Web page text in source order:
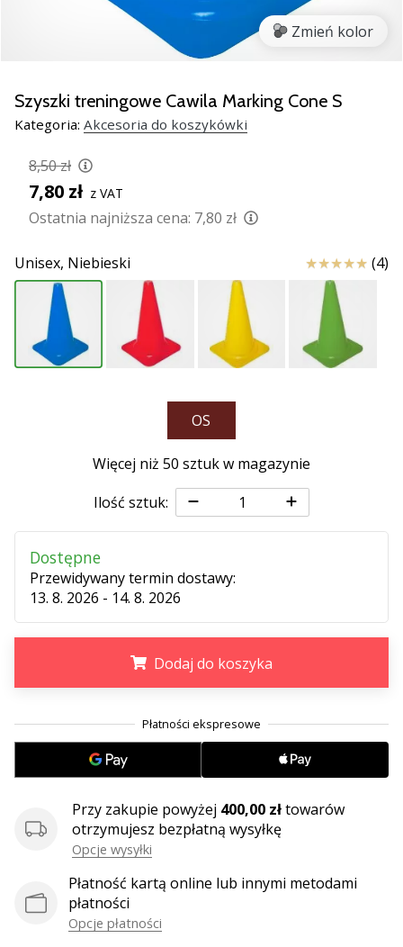
wszystkie
artykuły
Zmień kolor
Szyszki treningowe Cawila Marking Cone S
Kategoria: Akcesoria do koszykówki
8,50 zł
7,80 zł z VAT
Ostatnia najniższa cena: 7,80 zł
Unisex, Niebieski Ocena (4)
OS
Więcej niż 50 sztuk w magazynie
Ilość sztuk:
Dostępne
Przewidywany termin dostawy:
13. 8. 2026 - 14. 8. 2026
Dodaj do koszyka
Przy zakupie powyżej 400,00 złtowarów
otrzymujesz bezpłatną wysyłkę
Opcje wysyłki
Płatność kartą online lub innymi metodami
płatności
Opcje płatności